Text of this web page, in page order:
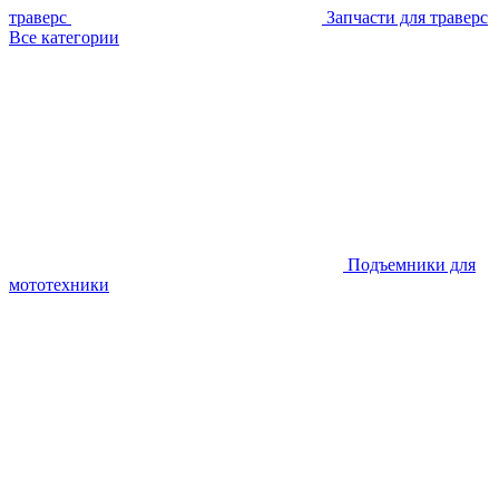
траверс
Запчасти для траверс
Все категории
Подъемники для
мототехники